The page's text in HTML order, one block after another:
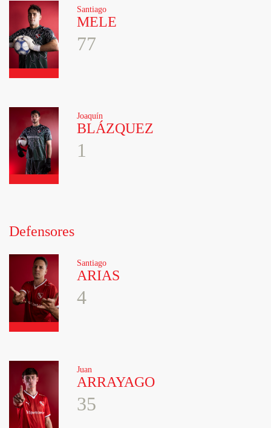
Santiago
MELE
77
Joaquín
BLÁZQUEZ
1
Defensores
Santiago
ARIAS
4
Juan
ARRAYAGO
35